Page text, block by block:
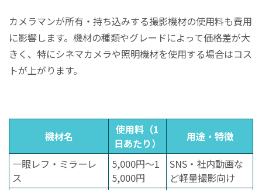
カメラマンが所有・持ち込みする撮影機材の使用料も費用
に影響します。機材の種類やグレードによって価格差が大
きく、特にシネマカメラや照明機材を使用する場合はコス
トが上がります。
機材名
使用料（1
日あたり）
用途・特徴
一眼レフ・ミラーレ
ス
5,000円〜1
5,000円
SNS・社内動画な
ど軽量撮影向け